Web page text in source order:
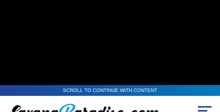
SCROLL TO CONTINUE WITH CONTENT